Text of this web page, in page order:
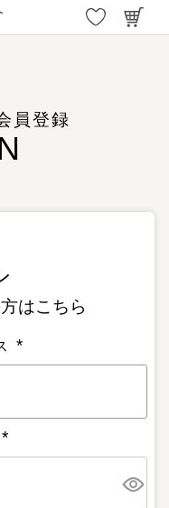
員登録
はこちら
(